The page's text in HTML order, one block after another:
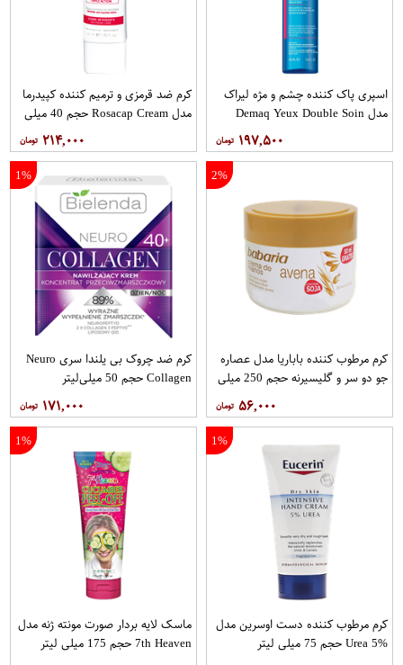
اسپری پاک کننده چشم و مژه لیراک
مدل Demaq Yeux Double Soin
۱۹۷,۵۰۰
کرم ضد قرمزی و ترمیم کننده کپیدرما
مدل Rosacap Cream حجم 40 میلی
۲۱۴,۰۰۰
2%
کرم مرطوب کننده باباریا مدل عصاره
جو دو سر و گلیسیرنه حجم 250 میلی
۵۶,۰۰۰
1%
کرم ضد چروک بی یلندا سری Neuro
Collagen حجم 50 میلی‌لیتر
۱۷۱,۰۰۰
1%
کرم مرطوب کننده دست اوسرین مدل
Urea 5% حجم 75 میلی لیتر
1%
ماسک لایه بردار صورت مونته ژنه مدل
7th Heaven حجم 175 میلی لیتر